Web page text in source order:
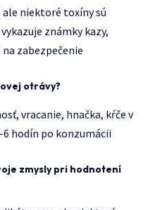
ale niektoré toxíny sú
známky kazy,
zabezpečenie
otrávy?
vracanie, hnačka, kŕče v
6 hodín po konzumácii
zmysly pri hodnotení